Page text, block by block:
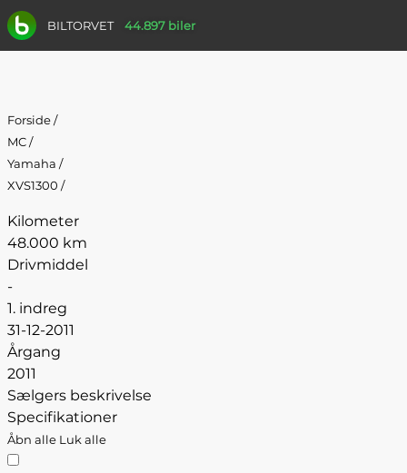
BILTORVET 44.897 biler
Forside/
MC/
Yamaha /
XVS1300 /
Kilometer
48.000 km
Drivmiddel
-
1. indreg
31-12-2011
Årgang
2011
Sælgers beskrivelse
Specifikationer
Åbn alle Luk alle